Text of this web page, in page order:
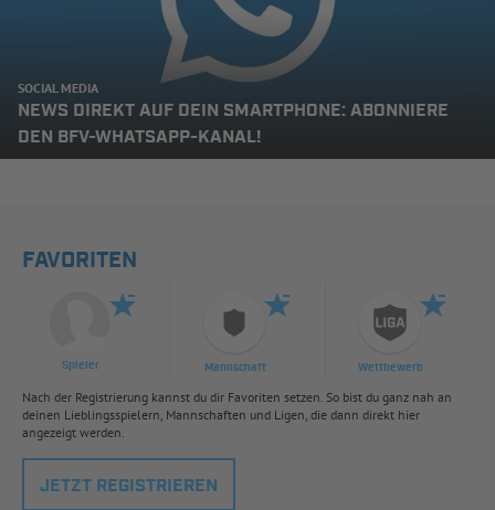
SOCIAL MEDIA
NEWS DIREKT AUF DEIN SMARTPHONE: ABONNIERE
DEN BFV-WHATSAPP-KANAL!
FAVORITEN
Spieler Mannschaft Wettbewerb
Nach der Registrierung kannst du dir Favoriten setzen. So bist du ganz nah an
deinen Lieblingsspielern, Mannschaften und Ligen, die dann direkt hier
angezeigt werden.
JETZT REGISTRIEREN